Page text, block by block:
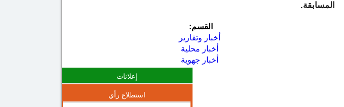
المسابقة.
القسم:
أخبار وتقارير
أخبار محلية
أخبار جهوية
إعلانات
استطلاع رأي